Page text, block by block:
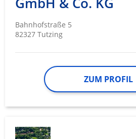
Bahnhofstraße 5
82327 Tutzing
ZUM PROFIL